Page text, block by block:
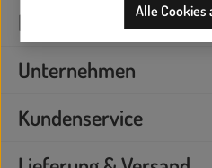
Kontaktieren Sie uns
Unternehmen
Kundenservice
Alle Cookies